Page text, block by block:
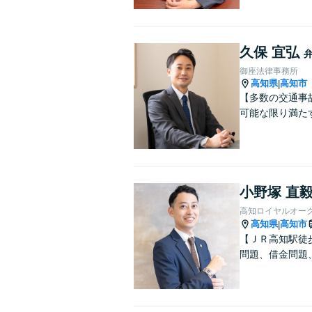
久保 宜弘
御座法律事務所
高知県|高知市
【多数の交通
可能な限り満た
小野塚 直
高知ロイヤルオー
高知県|高知市
【ＪＲ高知駅
問題、借金問